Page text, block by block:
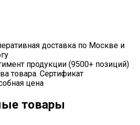
доставка по Москве и
продукции (9500+ позиций)
товара. Сертификат
цена
товары